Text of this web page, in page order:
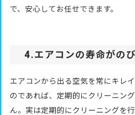
で、安心してお任せできます。
4.エアコンの寿命がの
エアコンから出る空気を常にキレ
のであれば、定期的にクリーニン
ん。実は定期的にクリーニングを